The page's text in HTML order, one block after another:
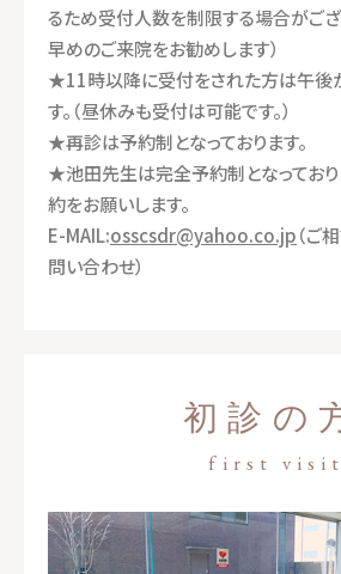
るため受付人数を制限する場合がござ
早めのご来院をお勧めします）
★11時以降に受付をされた方は午後
す。（昼休みも受付は可能です。）
★再診は予約制となっております。
★池田先生は完全予約制となっており
約をお願いします。
E-MAIL:osscsdr@yahoo.co.jp（ご
問い合わせ）
初診の
first visit